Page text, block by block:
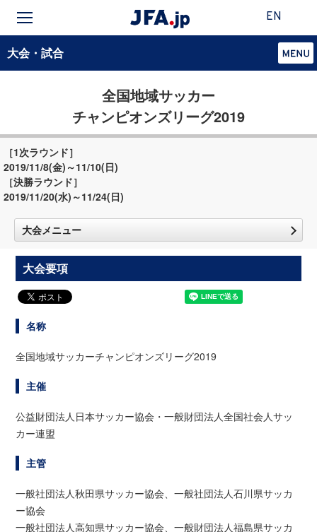
EN
大会・試合
全国地域サッカー
チャンピオンズリーグ2019
［1次ラウンド］
2019/11/8(金)～11/10(日)
［決勝ラウンド］
2019/11/20(水)～11/24(日)
大会メニュー
大会要項
名称
全国地域サッカーチャンピオンズリーグ2019
主催
公益財団法人日本サッカー協会・一般財団法人全国社会人サッ
カー連盟
主管
一般社団法人秋田県サッカー協会、一般社団法人石川県サッカ
ー協会
一般社団法人高知県サッカー協会、一般財団法人福島県サッカ